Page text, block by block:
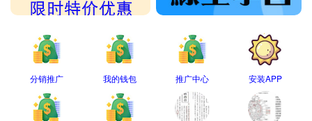
分销推广 我的钱包 推广中心 安装APP